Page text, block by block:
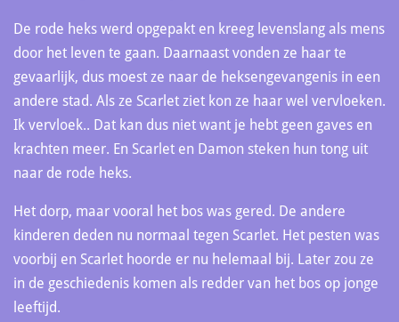
De rode heks werd opgepakt en kreeg levenslang als mens
door het leven te gaan. Daarnaast vonden ze haar te
gevaarlijk, dus moest ze naar de heksengevangenis in een
andere stad. Als ze Scarlet ziet kon ze haar wel vervloeken.
Ik vervloek.. Dat kan dus niet want je hebt geen gaves en
krachten meer. En Scarlet en Damon steken hun tong uit
naar de rode heks.
Het dorp, maar vooral het bos was gered. De andere
kinderen deden nu normaal tegen Scarlet. Het pesten was
voorbij en Scarlet hoorde er nu helemaal bij. Later zou ze
in de geschiedenis komen als redder van het bos op jonge
leeftijd.